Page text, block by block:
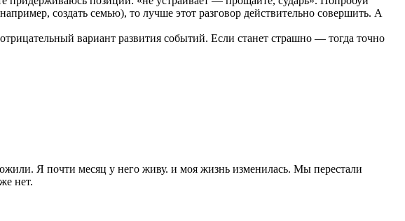
создать семью), то лучше этот разговор действительно совершить. А
вариант развития событий. Если станет страшно — тогда точно
Я почти месяц у него живу. и моя жизнь изменилась. Мы перестали
нет.